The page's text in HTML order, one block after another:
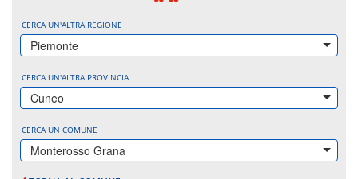
CERCA UN'ALTRA REGIONE
Piemonte
CERCA UN'ALTRA PROVINCIA
Cuneo
CERCA UN COMUNE
Monterosso Grana